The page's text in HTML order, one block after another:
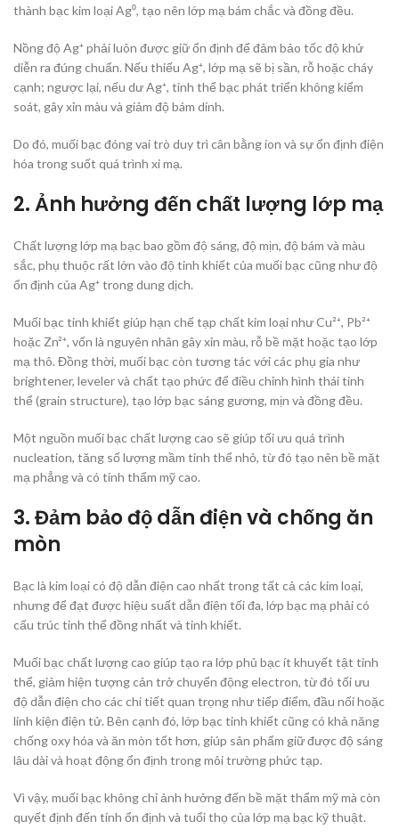
thành bạc kim loại Ag⁰, tạo nên lớp mạ bám chắc và đồng đều.
Nồng độ Ag⁺ phải luôn được giữ ổn định để đảm bảo tốc độ khử
diễn ra đúng chuẩn. Nếu thiếu Ag⁺, lớp mạ sẽ bị sần, rỗ hoặc cháy
cạnh; ngược lại, nếu dư Ag⁺, tinh thể bạc phát triển không kiểm
soát, gây xỉn màu và giảm độ bám dính.
Do đó, muối bạc đóng vai trò duy trì cân bằng ion và sự ổn định điện
hóa trong suốt quá trình xi mạ.
2. Ảnh hưởng đến chất lượng lớp mạ
Chất lượng lớp mạ bạc bao gồm độ sáng, độ mịn, độ bám và màu
sắc, phụ thuộc rất lớn vào độ tinh khiết của muối bạc cũng như độ
ổn định của Ag⁺ trong dung dịch.
Muối bạc tinh khiết giúp hạn chế tạp chất kim loại như Cu²⁺, Pb²⁺
hoặc Zn²⁺, vốn là nguyên nhân gây xỉn màu, rỗ bề mặt hoặc tạo lớp
mạ thô. Đồng thời, muối bạc còn tương tác với các phụ gia như
brightener, leveler và chất tạo phức để điều chỉnh hình thái tinh
thể (grain structure), tạo lớp bạc sáng gương, mịn và đồng đều.
Một nguồn muối bạc chất lượng cao sẽ giúp tối ưu quá trình
nucleation, tăng số lượng mầm tinh thể nhỏ, từ đó tạo nên bề mặt
mạ phẳng và có tính thẩm mỹ cao.
3. Đảm bảo độ dẫn điện và chống ăn
mòn
Bạc là kim loại có độ dẫn điện cao nhất trong tất cả các kim loại,
nhưng để đạt được hiệu suất dẫn điện tối đa, lớp bạc mạ phải có
cấu trúc tinh thể đồng nhất và tinh khiết.
Muối bạc chất lượng cao giúp tạo ra lớp phủ bạc ít khuyết tật tinh
thể, giảm hiện tượng cản trở chuyển động electron, từ đó tối ưu
độ dẫn điện cho các chi tiết quan trọng như tiếp điểm, đầu nối hoặc
linh kiện điện tử. Bên cạnh đó, lớp bạc tinh khiết cũng có khả năng
chống oxy hóa và ăn mòn tốt hơn, giúp sản phẩm giữ được độ sáng
lâu dài và hoạt động ổn định trong môi trường phức tạp.
Vì vậy, muối bạc không chỉ ảnh hưởng đến bề mặt thẩm mỹ mà còn
quyết định đến tính ổn định và tuổi thọ của lớp mạ bạc kỹ thuật.